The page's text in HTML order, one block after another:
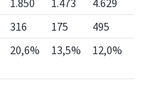
1.850 1.473
4.629
316 175
495
20,6% 13,5% 12,0%